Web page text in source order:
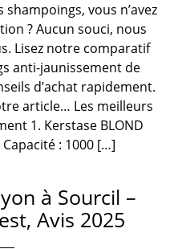
vous n’avez
? Aucun souci, nous
Lisez notre comparatif
anti-jaunissement de
d’achat rapidement.
article… Les meilleurs
1. Kerstase BLOND
: 1000 […]
à Sourcil –
Avis 2025